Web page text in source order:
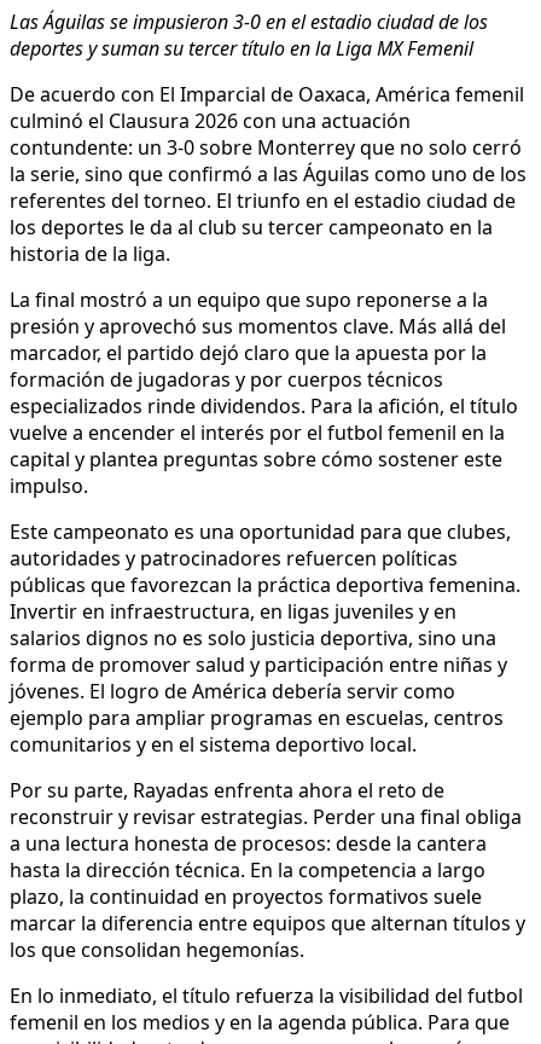
Las Águilas se impusieron 3-0 en el estadio ciudad de los
deportes y suman su tercer título en la Liga MX Femenil
De acuerdo con El Imparcial de Oaxaca, América femenil
culminó el Clausura 2026 con una actuación
contundente: un 3-0 sobre Monterrey que no solo cerró
la serie, sino que confirmó a las Águilas como uno de los
referentes del torneo. El triunfo en el estadio ciudad de
los deportes le da al club su tercer campeonato en la
historia de la liga.
La final mostró a un equipo que supo reponerse a la
presión y aprovechó sus momentos clave. Más allá del
marcador, el partido dejó claro que la apuesta por la
formación de jugadoras y por cuerpos técnicos
especializados rinde dividendos. Para la afición, el título
vuelve a encender el interés por el futbol femenil en la
capital y plantea preguntas sobre cómo sostener este
impulso.
Este campeonato es una oportunidad para que clubes,
autoridades y patrocinadores refuercen políticas
públicas que favorezcan la práctica deportiva femenina.
Invertir en infraestructura, en ligas juveniles y en
salarios dignos no es solo justicia deportiva, sino una
forma de promover salud y participación entre niñas y
jóvenes. El logro de América debería servir como
ejemplo para ampliar programas en escuelas, centros
comunitarios y en el sistema deportivo local.
Por su parte, Rayadas enfrenta ahora el reto de
reconstruir y revisar estrategias. Perder una final obliga
a una lectura honesta de procesos: desde la cantera
hasta la dirección técnica. En la competencia a largo
plazo, la continuidad en proyectos formativos suele
marcar la diferencia entre equipos que alternan títulos y
los que consolidan hegemonías.
En lo inmediato, el título refuerza la visibilidad del futbol
femenil en los medios y en la agenda pública. Para que